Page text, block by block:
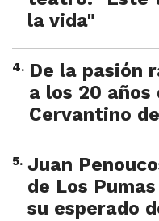
la vida"
4. De la pasión
a los 20
Cervantino
5. Juan
de Los
su esperado